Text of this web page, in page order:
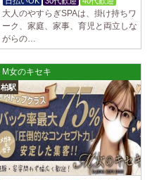
大人のやすらぎSPAは、掛け持ちワ
ーク、家庭、家事、育児と両立しな
がらの…
M女のキセキ
柏駅